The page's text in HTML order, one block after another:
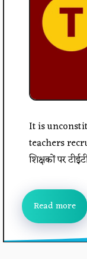
It is
teachers
शिक्षकों पर
Read more